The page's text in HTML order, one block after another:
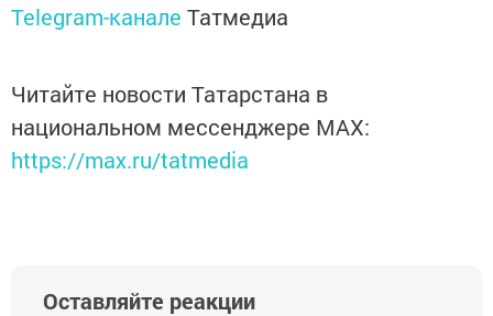
Telegram-канале Татмедиа
Читайте новости Татарстана в
национальном мессенджере MАХ:
https://max.ru/tatmedia
Оставляйте реакции